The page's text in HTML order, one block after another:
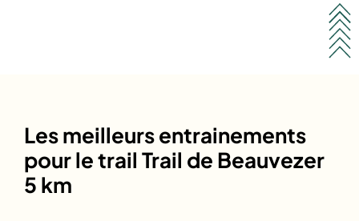
Les meilleurs entrainements
pour le trail Trail de Beauvezer
5 km